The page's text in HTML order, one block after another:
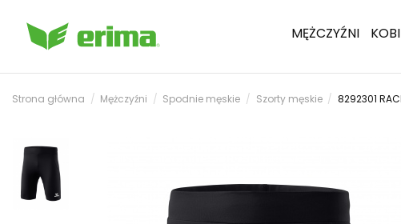
MĘŻCZYŹNI
Strona główna Mężczyźni Spodnie męskie Szorty męskie 8292301